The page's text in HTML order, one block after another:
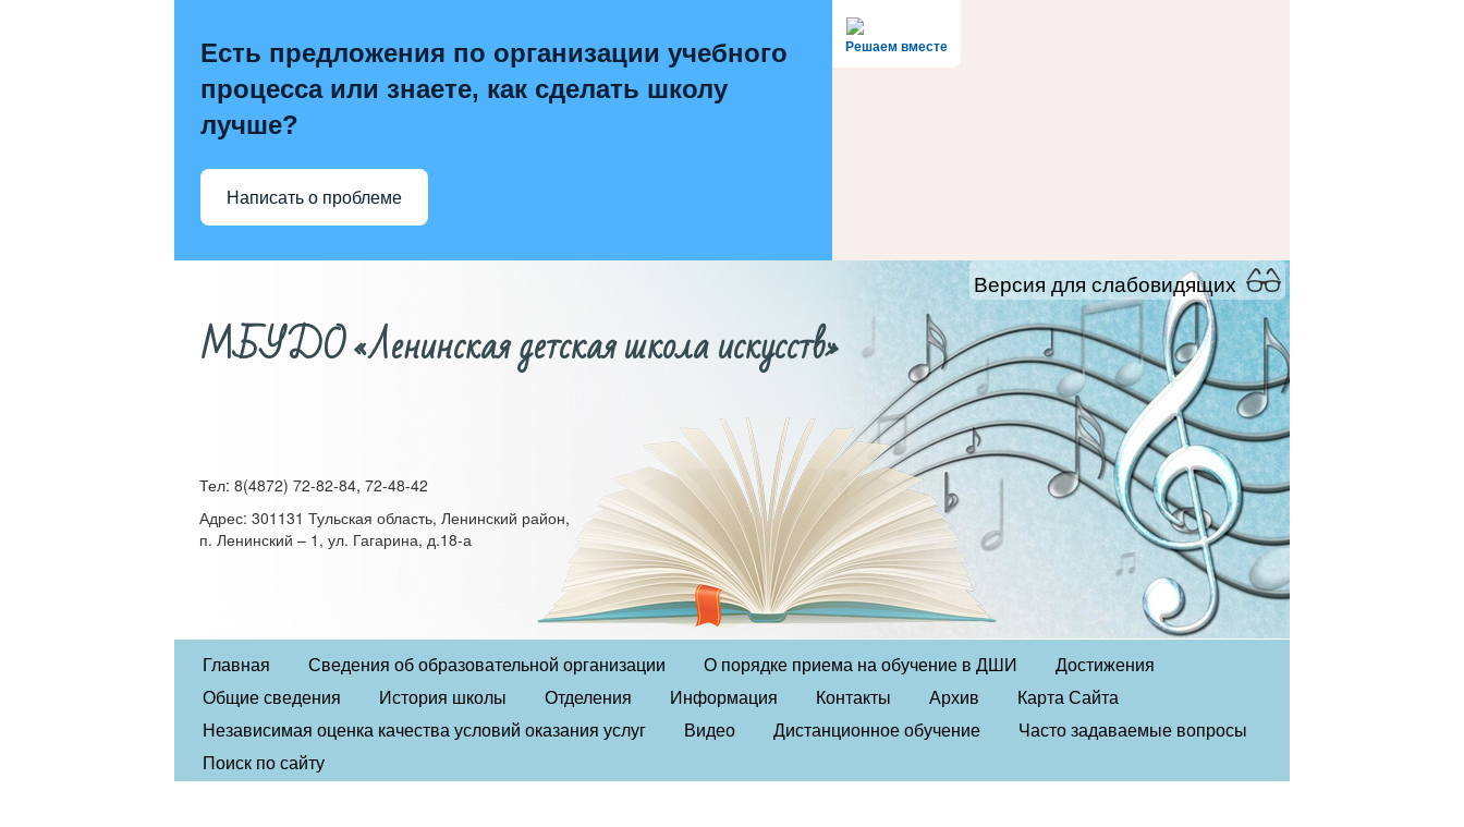
Решаем вместе
Есть предложения по организации учебного
процесса или знаете, как сделать школу
лучше?
Написать о проблеме
Версия для слабовидящих
МБУДО «Ленинская детская школа искусств»
Тел: 8(4872) 72-82-84, 72-48-42
Адрес: 301131 Тульская область, Ленинский район,
п. Ленинский – 1, ул. Гагарина, д.18-а
Главная Сведения об образовательной организации О порядке приема на обучение в ДШИ
Достижения
Общие сведения
История школы Отделения Информация Контакты Архив
Карта Сайта
Независимая оценка качества условий оказания услуг
Видео Дистанционное обучение
Часто задаваемые вопросы
Поиск по сайту